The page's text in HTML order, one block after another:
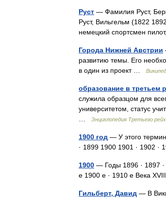
Руст — Фамилия Руст,
Руст, Вильгельм (1822
немецкий спортсмен
Города Нижней Австрии
развитию темы. Его
в один из проект …
образование в третьем
служила образцом для
университетом, статус
Энциклопедия Третьего
1900 год — У этого
· 1899 1900 1901 · 1902
1900 — Годы 1896 · 1897 ·
е 1900 е · 1910 е Века
Гильберт, Давид — В